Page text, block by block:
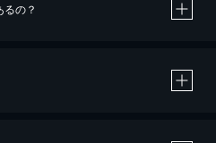
の？